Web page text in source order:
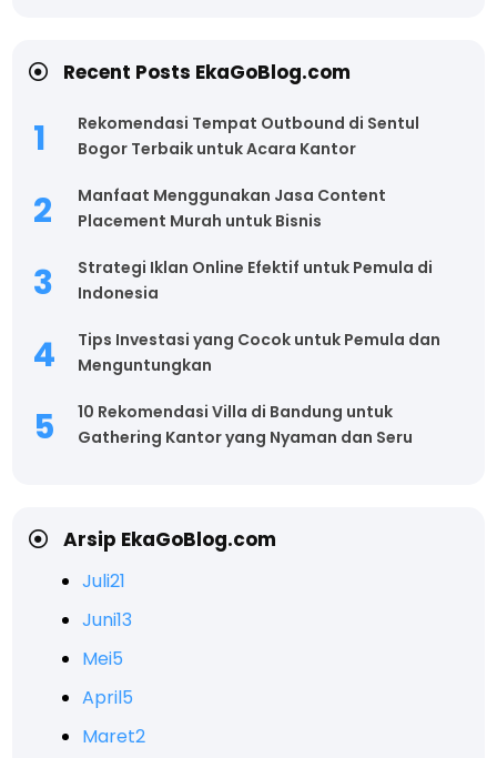
Recent Posts EkaGoBlog.com
Rekomendasi Tempat Outbound di Sentul
Bogor Terbaik untuk Acara Kantor
Manfaat Menggunakan Jasa Content
Placement Murah untuk Bisnis
Strategi Iklan Online Efektif untuk Pemula di
Indonesia
Tips Investasi yang Cocok untuk Pemula dan
Menguntungkan
10 Rekomendasi Villa di Bandung untuk
Gathering Kantor yang Nyaman dan Seru
Arsip EkaGoBlog.com
Juli21
Juni13
Mei5
April5
Maret2